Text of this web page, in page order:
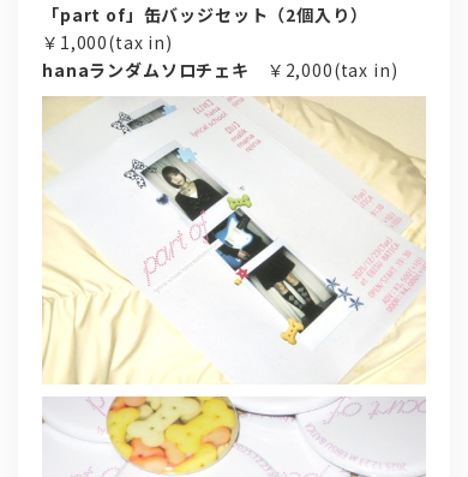
「part of」缶バッジセット（2個入り）
￥1,000(tax in)
hanaランダムソロチェキ ￥2,000(tax in)